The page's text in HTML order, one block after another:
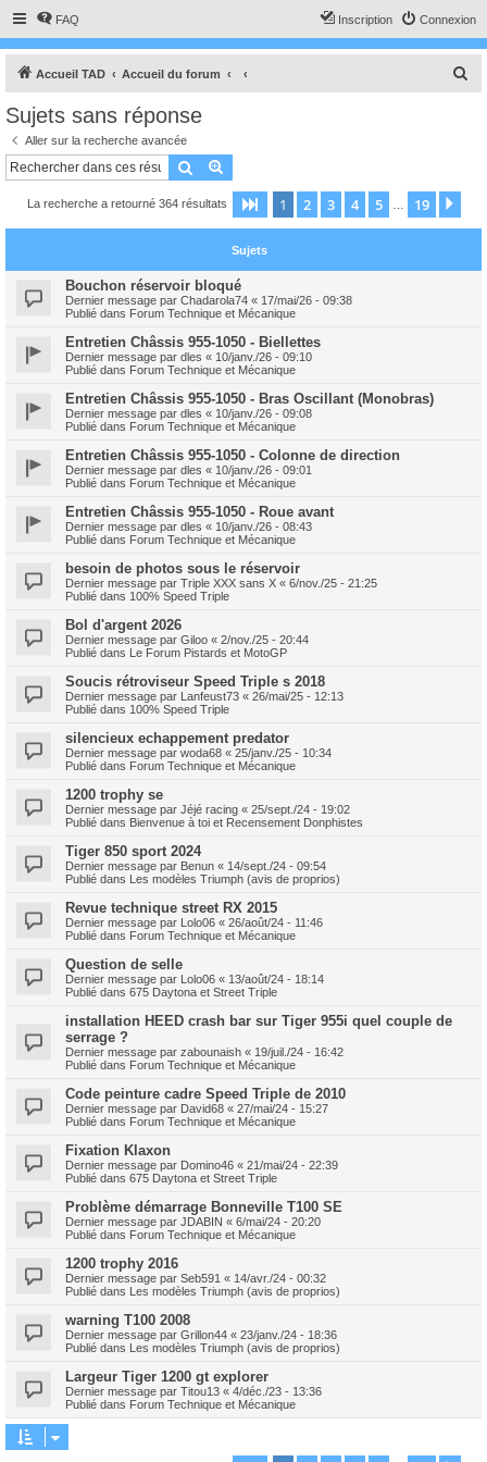
FAQ Connexion
Inscription
Accueil TAD Accueil du forum
c
Sujets sans réponse
Aller sur la recherche avancée
Rechercher
La recherche a retourné 364 résultats Page 1sur19
1 2 3 4 5 19
Sujets
Bouchon réservoir bloqué
Dernier message par Chadarola74 « 17/mai/26 - 09:38
Publié dans Forum Technique et Mécanique
Entretien Châssis 955-1050 - Biellettes
Dernier message par dles « 10/janv./26 - 09:10
Publié dans Forum Technique et Mécanique
Entretien Châssis 955-1050 - Bras Oscillant (Monobras)
Dernier message par dles « 10/janv./26 - 09:08
Publié dans Forum Technique et Mécanique
Entretien Châssis 955-1050 - Colonne de direction
Dernier message par dles « 10/janv./26 - 09:01
Publié dans Forum Technique et Mécanique
Entretien Châssis 955-1050 - Roue avant
Dernier message par dles « 10/janv./26 - 08:43
Publié dans Forum Technique et Mécanique
besoin de photos sous le réservoir
Dernier message par Triple XXX sans X « 6/nov./25 - 21:25
Publié dans 100% Speed Triple
Bol d'argent 2026
Dernier message par Giloo « 2/nov./25 - 20:44
Publié dans Le Forum Pistards et MotoGP
Soucis rétroviseur Speed Triple s 2018
Dernier message par Lanfeust73 « 26/mai/25 - 12:13
Publié dans 100% Speed Triple
silencieux echappement predator
Dernier message par woda68 « 25/janv./25 - 10:34
Publié dans Forum Technique et Mécanique
1200 trophy se
Dernier message par Jéjé racing « 25/sept./24 - 19:02
Publié dans Bienvenue à toi et Recensement Donphistes
Tiger 850 sport 2024
Dernier message par Benun « 14/sept./24 - 09:54
Publié dans Les modèles Triumph (avis de proprios)
Revue technique street RX 2015
Dernier message par Lolo06 « 26/août/24 - 11:46
Publié dans Forum Technique et Mécanique
Question de selle
Dernier message par Lolo06 « 13/août/24 - 18:14
Publié dans 675 Daytona et Street Triple
installation HEED crash bar sur Tiger 955i quel couple de
serrage ?
Dernier message par zabounaish « 19/juil./24 - 16:42
Publié dans Forum Technique et Mécanique
Code peinture cadre Speed Triple de 2010
Dernier message par David68 « 27/mai/24 - 15:27
Publié dans Forum Technique et Mécanique
Fixation Klaxon
Dernier message par Domino46 « 21/mai/24 - 22:39
Publié dans 675 Daytona et Street Triple
Problème démarrage Bonneville T100 SE
Dernier message par JDABIN « 6/mai/24 - 20:20
Publié dans Forum Technique et Mécanique
1200 trophy 2016
Dernier message par Seb591 « 14/avr./24 - 00:32
Publié dans Les modèles Triumph (avis de proprios)
warning T100 2008
Dernier message par Grillon44 « 23/janv./24 - 18:36
Publié dans Les modèles Triumph (avis de proprios)
Largeur Tiger 1200 gt explorer
Dernier message par Titou13 « 4/déc./23 - 13:36
Publié dans Forum Technique et Mécanique